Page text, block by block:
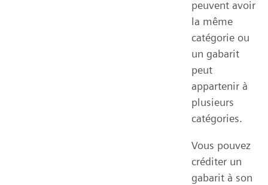
peuvent avoir
la même
catégorie ou
un gabarit
peut
appartenir à
plusieurs
catégories.
Vous pouvez
créditer un
gabarit à son